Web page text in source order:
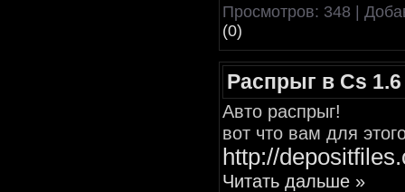
Просмотров: 348 |
(0)
Распрыг в Cs 1.6
Авто распрыг!
вот что вам для
http://
Читать дальше »